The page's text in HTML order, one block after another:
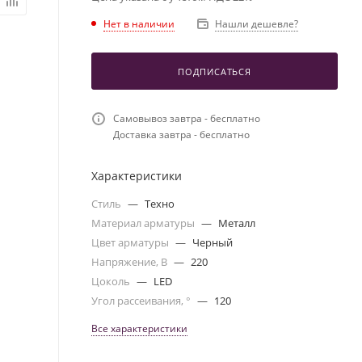
Нет в наличии Нашли дешевле?
ПОДПИСАТЬСЯ
Самовывоз завтра - бесплатно
Доставка завтра - бесплатно
Характеристики
Стиль — Техно
Материал арматуры — Металл
Цвет арматуры — Черный
Напряжение, В — 220
Цоколь — LED
Угол рассеивания, ° — 120
Все характеристики